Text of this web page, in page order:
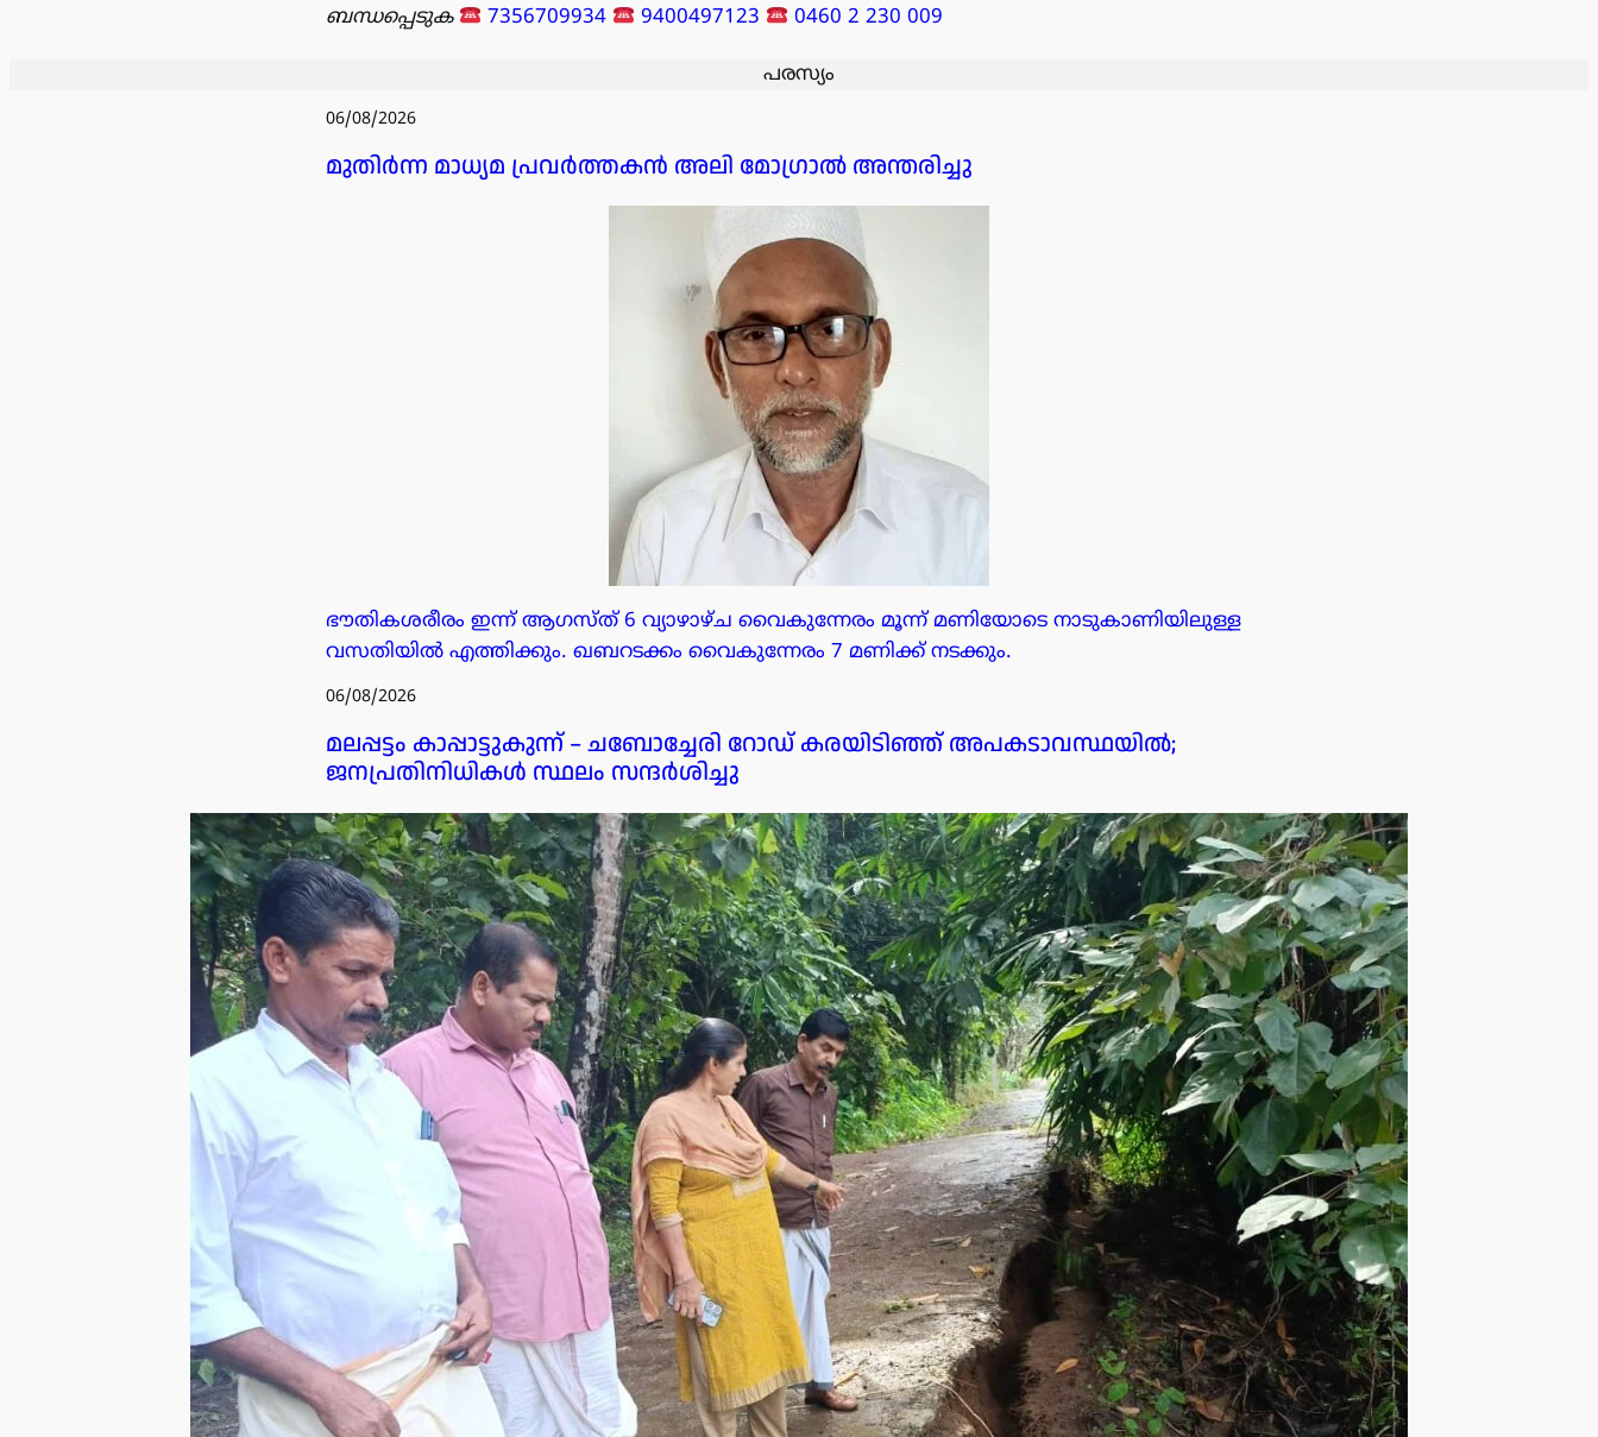
ബന്ധപ്പെടുക
7356709934 9400497123 0460 2 230 009
പരസ്യം
06/08/2026
മുതിർന്ന മാധ്യമ പ്രവർത്തകൻ അലി മോഗ്രാൽ അന്തരിച്ചു
ഭൗതികശരീരം ഇന്ന് ആഗസ്ത് 6 വ്യാഴാഴ്ച വൈകുന്നേരം മൂന്ന് മണിയോടെ നാടുകാണിയിലുള്ള
വസതിയിൽ എത്തിക്കും. ഖബറടക്കം വൈകുന്നേരം 7 മണിക്ക് നടക്കും.
06/08/2026
മലപ്പട്ടം കാപ്പാട്ടുകുന്ന് – ചബോച്ചേരി റോഡ് കരയിടിഞ്ഞ് അപകടാവസ്ഥയിൽ;
ജനപ്രതിനിധികൾ സ്ഥലം സന്ദർശിച്ചു